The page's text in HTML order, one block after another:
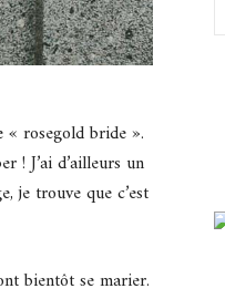
rosegold bride ».
! J’ai d’ailleurs un
je trouve que c’est
bientôt se marier.